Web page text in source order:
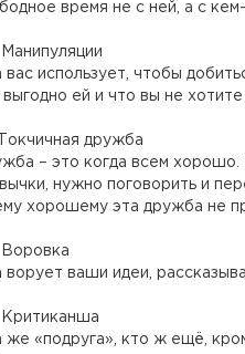
время не с ней, а с
Манипуляции
вас использует, чтобы
выгодно ей и что вы не
Токчичная дружба
– это когда всем хорошо.
нужно поговорить и
хорошему эта дружба не
Воровка
ворует ваши идеи,
Критиканша
же «подруга», кто ж ещё,